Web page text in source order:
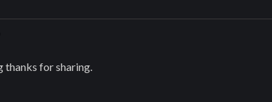
thanks for sharing.